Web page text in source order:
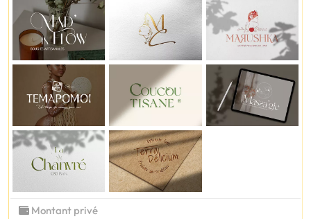
Montant privé